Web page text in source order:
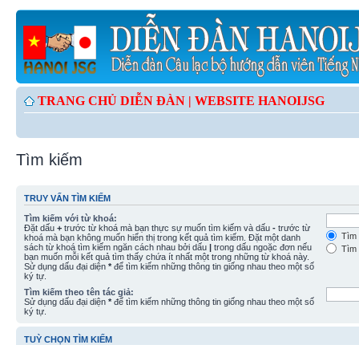
TRANG CHỦ DIỄN ĐÀN | WEBSITE HANOIJSG
Tìm kiếm
TRUY VẤN TÌM KIẾM
Tìm kiếm với từ khoá:
Đặt dấu + trước từ khoá mà bạn thực sự muốn tìm kiếm và dấu - trước từ
khoá mà bạn không muốn hiển thị trong kết quả tìm kiếm. Đặt một danh
sách từ khoá tìm kiếm ngăn cách nhau bởi dấu | trong dấu ngoặc đơn nếu
bạn muốn mỗi kết quả tìm thấy chứa ít nhất một trong những từ khoá này.
Sử dụng dấu đại diện * để tìm kiếm những thông tin giống nhau theo một số
ký tự.
Tìm
Tìm
Tìm kiếm theo tên tác giả:
Sử dụng dấu đại diện * để tìm kiếm những thông tin giống nhau theo một số
ký tự.
TUỲ CHỌN TÌM KIẾM